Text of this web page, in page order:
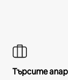
Търсите